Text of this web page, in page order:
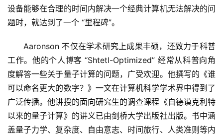
设备能够在合理的时间内解决一个经典计算机无法解决的问
题时，就达到了一个 “里程碑”。
Aaronson 不仅在学术研究上成果丰硕，还致力于科普
工作。他的个人博客 “Shtetl-Optimized” 经常从科普向角
度解答一些关于量子计算的问题，广受欢迎。他撰写的《谁
可以命名更大的数字？》一文在计算机科学学术界中得到了
广泛传播。他讲授的面向研究生的调查课程《自德谟克利特
以来的量子计算》的讲义已由剑桥大学出版社出版。书中涵
盖量子力学、复杂度、自由意志、时间旅行、人类准则等内